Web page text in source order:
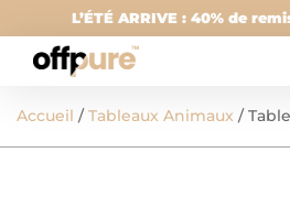
L’ÉTÉ ARRIVE : 40% de
Accueil /Tableaux Animaux /